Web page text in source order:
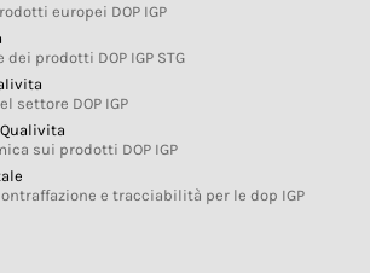
europei DOP IGP
prodotti DOP IGP STG
settore DOP IGP
sui prodotti DOP IGP
e tracciabilità per le dop IGP